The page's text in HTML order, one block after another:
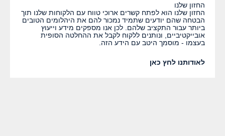
החזון שלנו
החזון שלנו הוא לפתח קשרים ארוכי טווח עם הלקוחות שלנו תוך
הבטחה שהם יודעים שתמיד נמכור להם את היהלומים הטובים
ביותר עבור התקציב שלהם. לכן אנו מספקים מידע וייעוץ
אובייקטיביים, ונותנים ללקוח לקבל את ההחלטה הסופית
בעצמו - מוסמך היטב עם הידע הזה.
לאודותנו לחץ כאן